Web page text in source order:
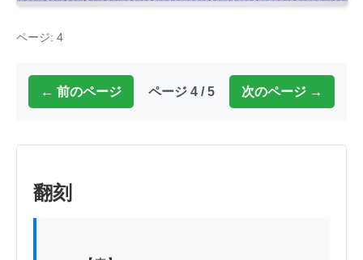
ページ: 4
← 前のページ ページ 4 / 5 次のページ →
翻刻